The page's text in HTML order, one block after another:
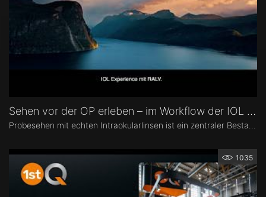
Sehen vor der OP erleben – im Workflow der IOL Experience
1035